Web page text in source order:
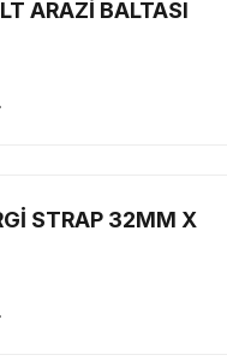
ARAZİ BALTASI
STRAP 32MM X